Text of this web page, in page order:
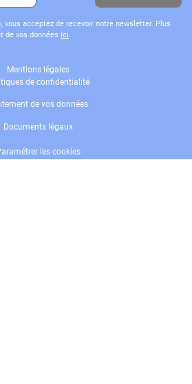
vous acceptez de recevoir notre newsletter. Plus
de vos données ici
Mentions légales
de confidentialité
de vos données
Documents légaux
les cookies